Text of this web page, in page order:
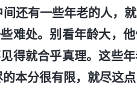
还有一些年老的人，
难处。别看年龄大，
得就合乎真理。这些
本分很有限，就尽这